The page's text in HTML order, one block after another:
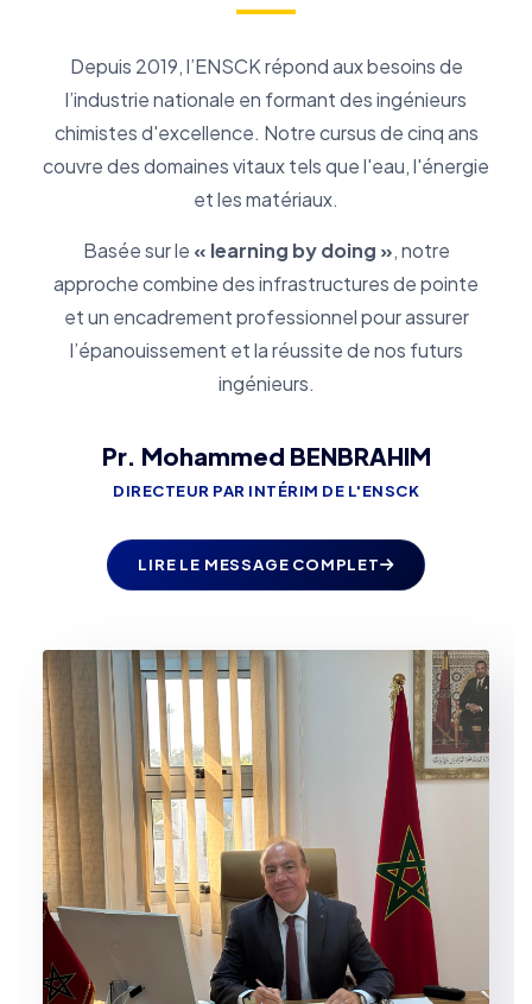
Depuis 2019, l’ENSCK répond aux besoins de
l’industrie nationale en formant des ingénieurs
chimistes d'excellence. Notre cursus de cinq ans
couvre des domaines vitaux tels que l'eau, l'énergie
et les matériaux.
Basée sur le « learning by doing », notre
approche combine des infrastructures de pointe
et un encadrement professionnel pour assurer
l’épanouissement et la réussite de nos futurs
ingénieurs.
Pr. Mohammed BENBRAHIM
DIRECTEUR PAR INTÉRIM DE L'ENSCK
LIRE LE MESSAGE COMPLET